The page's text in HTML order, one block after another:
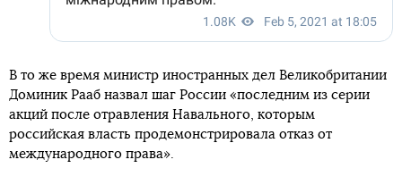
В то же время министр иностранных дел Великобритании
Доминик Рааб назвал шаг России «последним из серии
акций после отравления Навального, которым
российская власть продемонстрировала отказ от
международного права».